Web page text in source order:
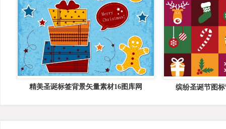
精美圣诞标签背景矢量素材16图库网 缤纷圣诞节图